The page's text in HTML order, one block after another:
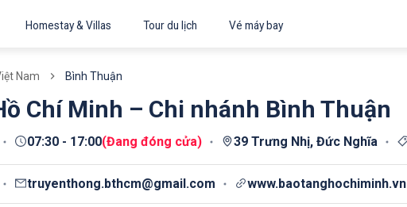
Homestay & Villas Tour du lịch Vé máy bay
Nam Bình Thuận
Chí Minh – Chi nhánh Bình Thuận
07:30 - 17:00(Đang đóng cửa) 39 Trưng Nhị, Đức Nghĩa
truyenthong.bthcm@gmail.com www.baotanghochiminh.vn